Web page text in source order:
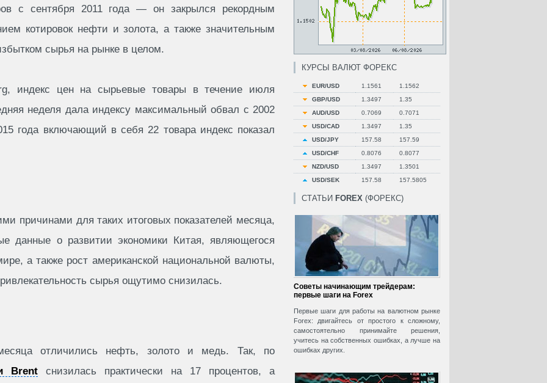
с сентября 2011 года — он закрылся рекордным
котировок нефти и золота, а также значительным
сырья на рынке в целом.
индекс цен на сырьевые товары в течение июля
неделя дала индексу максимальный обвал с 2002
года включающий в себя 22 товара индекс показал
причинами для таких итоговых показателей месяца,
данные о развитии экономики Китая, являющегося
а также рост американской национальной валюты,
сырья ощутимо снизилась.
отличились нефть, золото и медь. Так, по
Brent снизилась практически на 17 процентов, а
КУРСЫ ВАЛЮТ ФОРЕКС
EUR/USD 1.1561
1.1562
GBP/USD
1.3497
1.35
AUD/USD
0.7069
0.7071
USD/CAD
1.3497
1.35
USD/JPY
157.58
157.59
USD/CHF
0.8076
0.8077
NZD/USD
1.3497
1.3501
USD/SEK
157.58 157.5805
СТАТЬИ FOREX (ФОРЕКС)
Советы начинающим трейдерам:
первые шаги на Forex
Первые шаги для работы на валютном рынке
Forex: двигайтесь от простого к сложному,
самостоятельно принимайте решения,
учитесь на собственных ошибках, а лучше на
ошибках других.